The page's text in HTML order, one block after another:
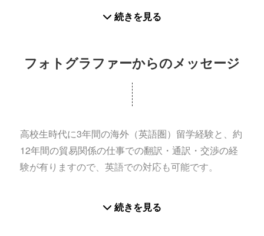
フォトを、週末は小学生年代からプロレベルまで
様々なスポーツフォトを撮影しております。プロフ
ーズン目となり、スポーツ全般（屋内での撮影も
ウェディングフォト、カップルフォト、ファミリー
フォトやプロフィール写真等の撮影では屋外・屋内
型のストロボ）を使用した本格的な撮影も可能で
す。
続きを見る
フォトグラファーからのメッセージ
高校生時代に3年間の海外（英語圏）留学経験と、約
12年間の貿易関係の仕事での翻訳・通訳・交渉の経
験が有りますので、英語での対応も可能です。
お客様の想いを第一に、その瞬間のベストを尽くし
て撮影することをお約束いたします。
続きを見る